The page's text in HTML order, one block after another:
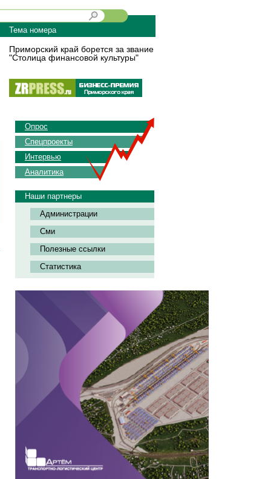
Тема номера
Приморский край борется за звание
"Столица финансовой культуры"
Опрос
Спецпроекты
Интервью
Аналитика
Наши партнеры
Администрации
Сми
Полезные ссылки
Статистика